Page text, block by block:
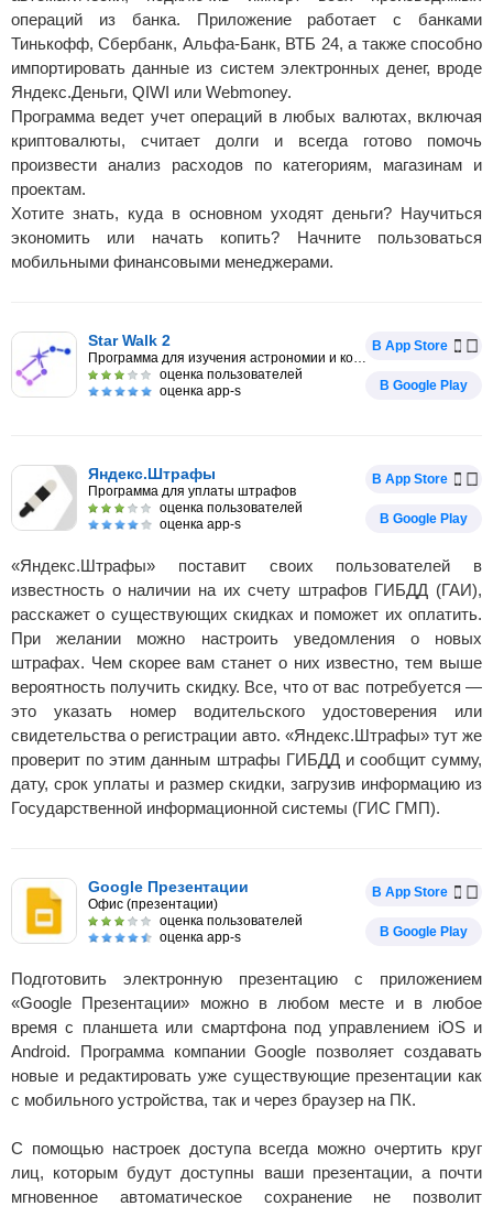
операций из банка. Приложение работает с банками
Тинькофф, Сбербанк, Альфа-Банк, ВТБ 24, а также способно
импортировать данные из систем электронных денег, вроде
Яндекс.Деньги, QIWI или Webmoney.
Программа ведет учет операций в любых валютах, включая
криптовалюты, считает долги и всегда готово помочь
произвести анализ расходов по категориям, магазинам и
проектам.
Хотите знать, куда в основном уходят деньги? Научиться
экономить или начать копить? Начните пользоваться
мобильными финансовыми менеджерами.
Star Walk 2
Программа для изучения астрономии и космоса
оценка пользователей
оценка app-s
В App Store
В Google Play
Яндекс.Штрафы
Программа для уплаты штрафов
оценка пользователей
оценка app-s
В App Store
В Google Play
«Яндекс.Штрафы» поставит своих пользователей в
известность о наличии на их счету штрафов ГИБДД (ГАИ),
расскажет о существующих скидках и поможет их оплатить.
При желании можно настроить уведомления о новых
штрафах. Чем скорее вам станет о них известно, тем выше
вероятность получить скидку. Все, что от вас потребуется —
это указать номер водительского удостоверения или
свидетельства о регистрации авто. «Яндекс.Штрафы» тут же
проверит по этим данным штрафы ГИБДД и сообщит сумму,
дату, срок уплаты и размер скидки, загрузив информацию из
Государственной информационной системы (ГИС ГМП).
Google Презентации
Офис (презентации)
оценка пользователей
оценка app-s
В App Store
В Google Play
Подготовить электронную презентацию с приложением
«Google Презентации» можно в любом месте и в любое
время с планшета или смартфона под управлением iOS и
Android. Программа компании Google позволяет создавать
новые и редактировать уже существующие презентации как
с мобильного устройства, так и через браузер на ПК.
С помощью настроек доступа всегда можно очертить круг
лиц, которым будут доступны ваши презентации, а почти
мгновенное автоматическое сохранение не позволит